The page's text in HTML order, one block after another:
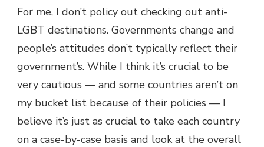
For me, I don’t policy out checking out anti-
LGBT destinations. Governments change and
people’s attitudes don’t typically reflect their
government’s. While I think it’s crucial to be
very cautious — and some countries aren’t on
my bucket list because of their policies — I
believe it’s just as crucial to take each country
on a case-by-case basis and look at the overall